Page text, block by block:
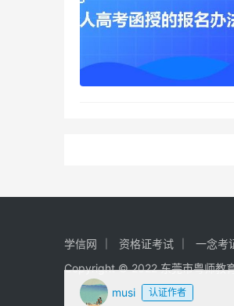
musi 认证作者
学信网 资格证考试 一念考
Copyright © 2022 东莞市粤师教